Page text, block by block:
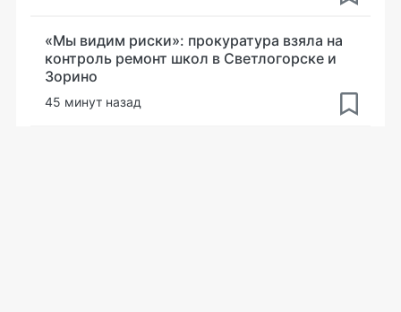
«Мы видим риски»: прокуратура взяла на
контроль ремонт школ в Светлогорске и
Зорино
45 минут назад